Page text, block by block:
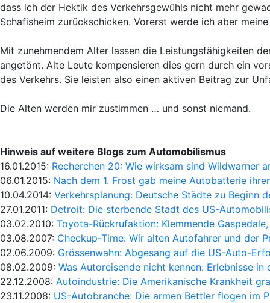
dass ich der Hektik des Verkehrsgewühls nicht mehr
Schafisheim zurückschicken. Vorerst werde ich aber
Mit zunehmendem Alter lassen die Leistungsfähigkeiten
angetönt. Alte Leute kompensieren dies gern durch ein
des Verkehrs. Sie leisten also einen aktiven Beitrag zur
Die Alten werden mir zustimmen … und sonst niemand.
Hinweis auf weitere Blogs zum Automobilismus
16.01.2015: Recherchen 20: Wie wirksam sind Wildwarner
06.01.2015: Nach dem 1. Frost gab meine Autobatterie
10.04.2014: Verkehrsplanung: Deutsche Städte zu Beginn
27.01.2011: Detroit: Die sterbende Stadt des US-
03.02.2010: Toyota-Rückrufaktion: Klemmende
03.08.2007: Checkup-Time: Wir alten Autofahrer und der
02.06.2009: Grössenwahn: Abgesang auf die US-Auto-
08.02.2009: Was Autoreisende nicht kennen: Erlebnisse in
22.12.2008: Autoindustrie: Die Amerikanische Krankheit
23.11.2008: US-Autobranche: Die armen Bettler flogen im